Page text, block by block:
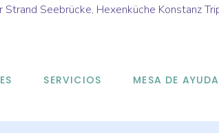
Strand Seebrücke, Hexenküche Konstanz
SERVICIOS MESA DE AYUDA